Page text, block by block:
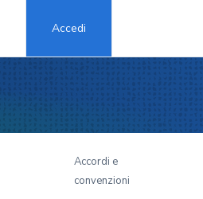
Accedi
Accordi e
convenzioni